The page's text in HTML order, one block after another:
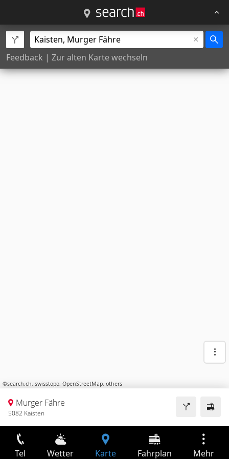
Feedback | Zur alten Karte wechseln
©search.ch, swisstopo, OpenStreetMap, others
Murger Fähre
5082 Kaisten
Tel Wetter Karte Fahrplan Mehr